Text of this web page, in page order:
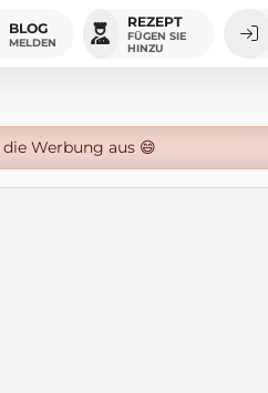
BLOG
MELDEN
REZEPT
FÜGEN SIE
HINZU
Werbung aus 😄